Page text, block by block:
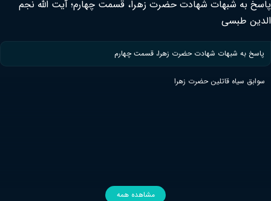
شبهات شهادت حضرت زهرا، قسمت چهارم؛ آیت الله نجم
شبهات شهادت حضرت زهرا، قسمت چهارم
قاتلین حضرت زهرا
مشاهده همه